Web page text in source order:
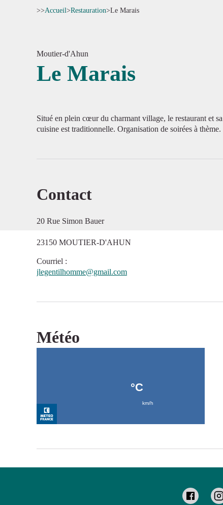
>>Accueil>Restauration>Le Marais
Moutier-d'Ahun
Le Marais
Situé en plein cœur du charmant village, le restaurant et
cuisine est traditionnelle. Organisation de soirées à thème.
Contact
20 Rue Simon Bauer
23150 MOUTIER-D'AHUN
Courriel :
jlegentilhomme@gmail.com
Météo